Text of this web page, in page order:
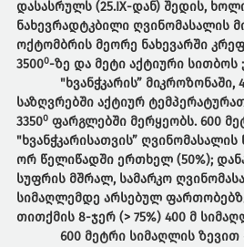
დასასრულს (25.IX-დან) შედის,
ნახევრადტკბილი ღვინომასალის
ოქტომბრის მეორე ნახევარში
35000-ზე და მეტი აქტიური სითბოს
"ხვანჭკარის” მიკროზონაში,
საზღვრებში აქტიურ
33500ფარგლებში მერყეობს. 600
"ხვანჭკარისათვის”
ორ წელიწადში ერთხელ (50%);
სუფრის მშრალ, სამარკო
სიმაღლემდე არსებულ
თითქმის 8-ჯერ (> 75%) 400 მ
600 მეტრი სიმაღლის ზევით